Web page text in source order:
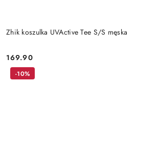
Zhik koszulka UVActive Tee S/S męska
Cena:
169.90
-10%